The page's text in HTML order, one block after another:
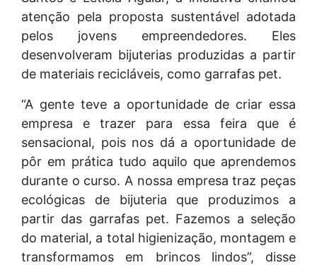
atenção pela proposta sustentável adotada
pelos jovens empreendedores. Eles
desenvolveram bijuterias produzidas a partir
de materiais recicláveis, como garrafas pet.
“A gente teve a oportunidade de criar essa
empresa e trazer para essa feira que é
sensacional, pois nos dá a oportunidade de
pôr em prática tudo aquilo que aprendemos
durante o curso. A nossa empresa traz peças
ecológicas de bijuteria que produzimos a
partir das garrafas pet. Fazemos a seleção
do material, a total higienização, montagem e
transformamos em brincos lindos”, disse